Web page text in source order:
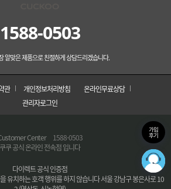
1588-0503
알맞은 제품으로 친절하게 상담드리겠습니다.
관 개인정보처리방침
온라인무료상담
관리자로그인
Center
1588-0503
쿠쿠 공식 온라인 전속점 입니다
다이렉트 공식 인증점
유치하는 호객 행위를 하지 않습니다 서울 강남구 봉은사로 10
가입
후기